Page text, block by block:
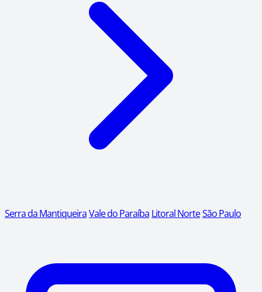
Serra da MantiqueiraVale do Paraíba Litoral NorteSão Paulo